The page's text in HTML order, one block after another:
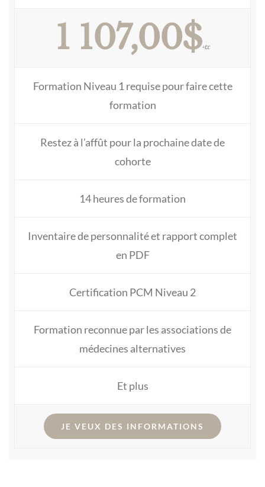
1 107,00$+tx
Formation Niveau 1 requise pour faire cette
formation
Restez à l’affût pour la prochaine date de
cohorte
14 heures de formation
Inventaire de personnalité et rapport complet
en PDF
Certification PCM Niveau 2
Formation reconnue par les associations de
médecines alternatives
Et plus
JE VEUX DES INFORMATIONS